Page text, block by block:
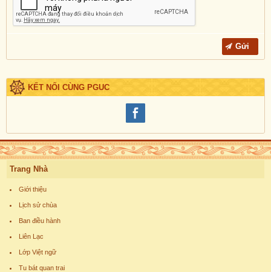
KẾT NỐI CÙNG PGUC
Trang Nhà
Giới thiệu
Lịch sử chùa
Ban điều hành
Liên Lạc
Lớp Việt ngữ
Tu bát quan trai